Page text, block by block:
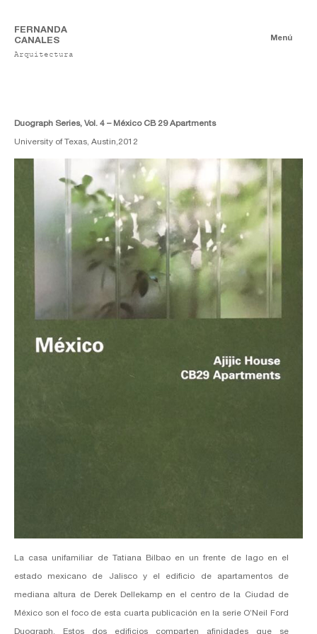
FERNANDA
CANALES
Arquitectura
Menú
Duograph Series, Vol. 4 – México CB 29 Apartments
University of Texas, Austin,2012
La casa unifamiliar de Tatiana Bilbao en un frente de lago en el
estado mexicano de Jalisco y el edificio de apartamentos de
mediana altura de Derek Dellekamp en el centro de la Ciudad de
México son el foco de esta cuarta publicación en la serie O’Neil Ford
Duograph. Estos dos edificios comparten afinidades que se